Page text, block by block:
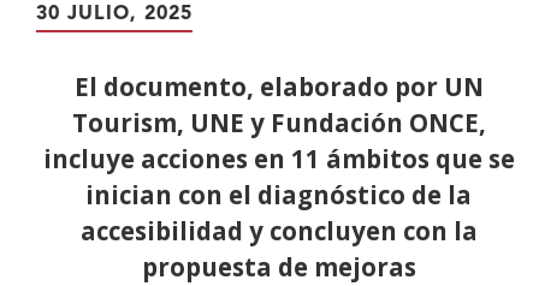
30 JULIO, 2025
El documento, elaborado por UN
Tourism, UNE y Fundación ONCE,
incluye acciones en 11 ámbitos que se
inician con el diagnóstico de la
accesibilidad y concluyen con la
propuesta de mejoras